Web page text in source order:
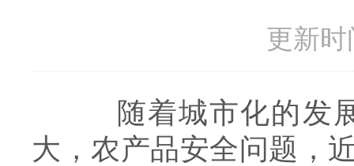
更新
随着城市化的发展
大，农产品安全问题，